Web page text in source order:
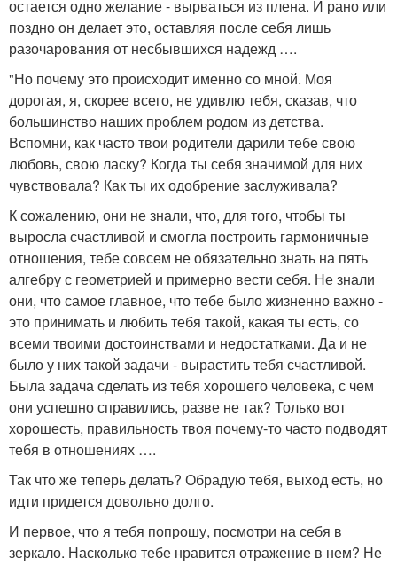
остается одно желание - вырваться из плена. И рано или
поздно он делает это, оставляя после себя лишь
разочарования от несбывшихся надежд ….
"Но почему это происходит именно со мной. Моя
дорогая, я, скорее всего, не удивлю тебя, сказав, что
большинство наших проблем родом из детства.
Вспомни, как часто твои родители дарили тебе свою
любовь, свою ласку? Когда ты себя значимой для них
чувствовала? Как ты их одобрение заслуживала?
К сожалению, они не знали, что, для того, чтобы ты
выросла счастливой и смогла построить гармоничные
отношения, тебе совсем не обязательно знать на пять
алгебру с геометрией и примерно вести себя. Не знали
они, что самое главное, что тебе было жизненно важно -
это принимать и любить тебя такой, какая ты есть, со
всеми твоими достоинствами и недостатками. Да и не
было у них такой задачи - вырастить тебя счастливой.
Была задача сделать из тебя хорошего человека, с чем
они успешно справились, разве не так? Только вот
хорошесть, правильность твоя почему-то часто подводят
тебя в отношениях ….
Так что же теперь делать? Обрадую тебя, выход есть, но
идти придется довольно долго.
И первое, что я тебя попрошу, посмотри на себя в
зеркало. Насколько тебе нравится отражение в нем? Не